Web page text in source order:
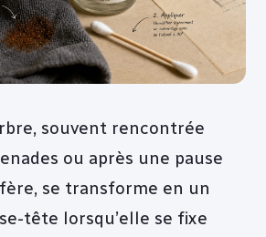
souvent rencontrée
ou après une pause
se transforme en un
tête lorsqu’elle se fixe